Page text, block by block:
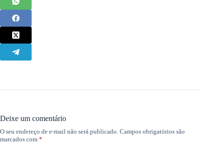
Deixe um comentário
O seu endereço de e-mail não será publicado. Campos obrigatórios são
marcados com *